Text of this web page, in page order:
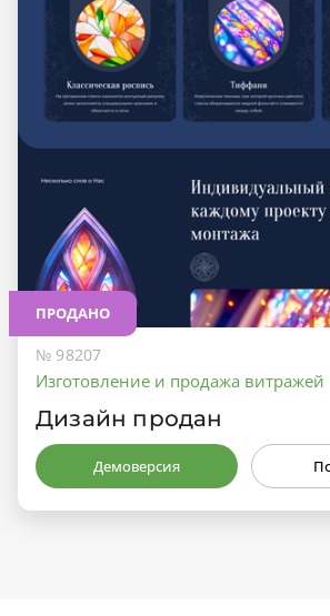
ПРОДАНО
№ 98207
Изготовление и продажа витражей
Дизайн продан
Демоверсия